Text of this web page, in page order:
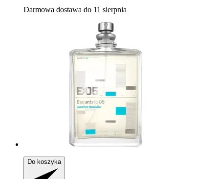
Darmowa dostawa do 11 sierpnia
Do koszyka